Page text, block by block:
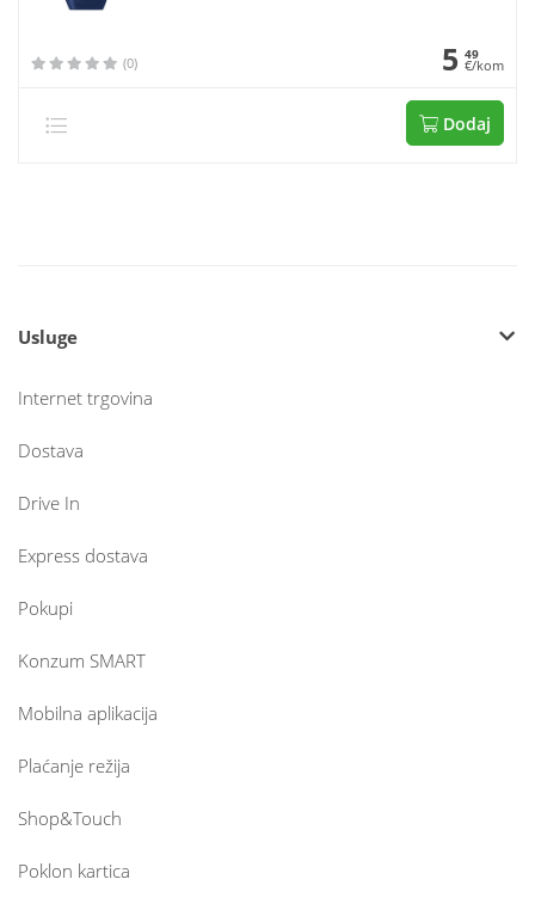
(0) 5 49
€/kom
Dodaj
Usluge
Internet trgovina
Dostava
Drive In
Express dostava
Pokupi
Konzum SMART
Mobilna aplikacija
Plaćanje režija
Shop&Touch
Poklon kartica